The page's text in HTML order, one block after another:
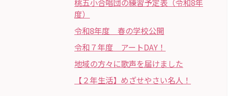
度）
令和8年度 春の学校公開
令和７年度 アートDAY！
地域の方々に歌声を届けました
【２年生活】めざせやさい名人！